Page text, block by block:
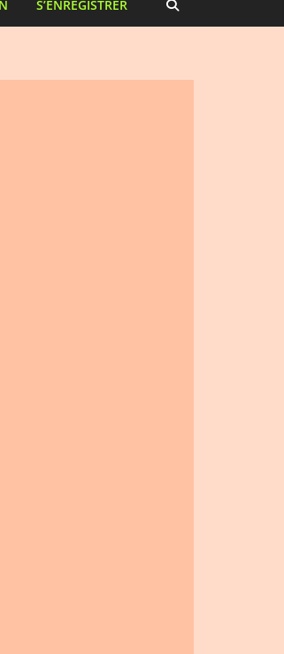
S’ENREGISTRER